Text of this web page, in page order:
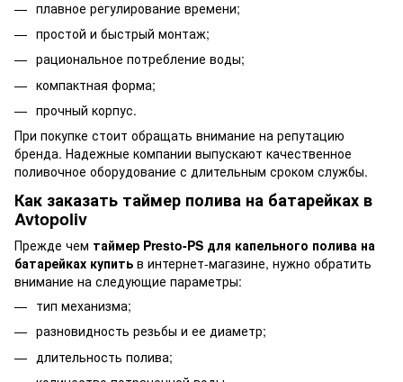
плавное регулирование времени;
простой и быстрый монтаж;
рациональное потребление воды;
компактная форма;
прочный корпус.
При покупке стоит обращать внимание на репутацию
бренда. Надежные компании выпускают качественное
поливочное оборудование с длительным сроком службы.
Как заказать таймер полива на батарейках в
Avtopoliv
Прежде чем таймер Presto-PS для капельного полива на
батарейках купить в интернет-магазине, нужно обратить
внимание на следующие параметры:
тип механизма;
разновидность резьбы и ее диаметр;
длительность полива;